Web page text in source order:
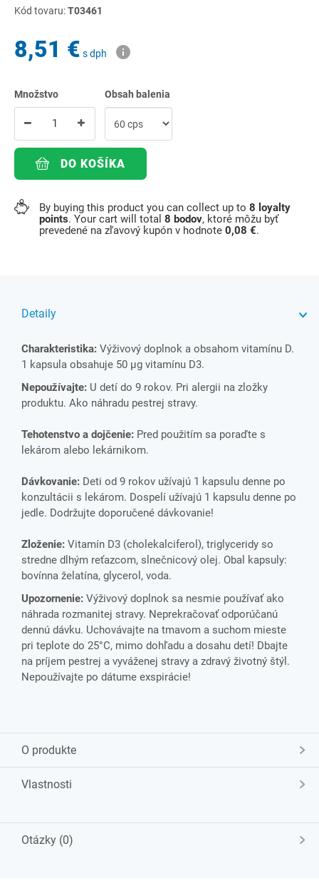
Kód tovaru:T03461
8,51 € s dph
Množstvo Obsah balenia
DO KOŠÍKA
By buying this product you can collect up to 8 loyalty
points. Your cart will total 8 bodov, ktoré môžu byť
prevedené na zľavový kupón v hodnote 0,08 €.
Detaily
Charakteristika: Výživový doplnok a obsahom vitamínu D.
1 kapsula obsahuje 50 µg vitamínu D3.
Nepoužívajte: U detí do 9 rokov. Pri alergii na zložky
produktu. Ako náhradu pestrej stravy.
Tehotenstvo a dojčenie: Pred použitím sa poraďte s
lekárom alebo lekárnikom.
Dávkovanie: Deti od 9 rokov užívajú 1 kapsulu denne po
konzultácii s lekárom. Dospelí užívajú 1 kapsulu denne po
jedle. Dodržujte doporučené dávkovanie!
Zloženie: Vitamín D3 (cholekalciferol), triglyceridy so
stredne dlhým reťazcom, slnečnicový olej. Obal kapsuly:
bovínna želatína, glycerol, voda.
Upozornenie: Výživový doplnok sa nesmie používať ako
náhrada rozmanitej stravy. Neprekračovať odporúčanú
dennú dávku. Uchovávajte na tmavom a suchom mieste
pri teplote do 25°C, mimo dohľadu a dosahu detí! Dbajte
na príjem pestrej a vyváženej stravy a zdravý životný štýl.
Nepoužívajte po dátume exspirácie!
O produkte
Vlastnosti
Otázky (0)